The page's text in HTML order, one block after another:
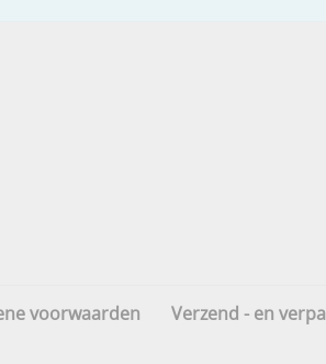
voorwaarden Verzend - en